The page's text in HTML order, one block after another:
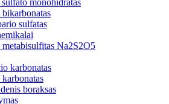
monohidratas
sulfatas
Na2S2O5
karbonatas
boraksas